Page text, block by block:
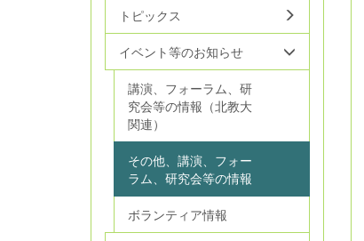
トピックス
イベント等のお知らせ
講演、フォーラム、研
究会等の情報（北教大
関連）
その他、講演、フォー
ラム、研究会等の情報
ボランティア情報